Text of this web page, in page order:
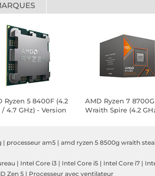
Ryzen 5 8400F (4.2
/ 4.7 GHz) - Version
AMD Ryzen 7 8700G
Wraith Spire (4.2
| processeur am5 | amd ryzen 5 8500g wraith
| Intel Core i3 | Intel Core i5 | Intel Core i7 |
Zen 5 | Processeur avec ventilateur